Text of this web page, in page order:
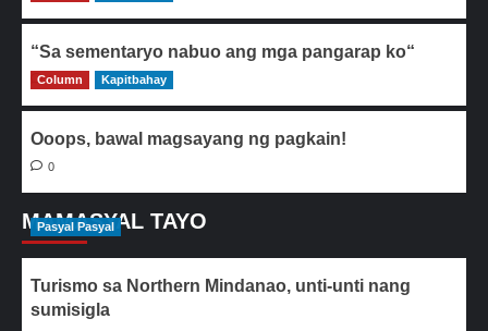
“Sa sementaryo nabuo ang mga pangarap ko“
0
Column Kapitbahay
Ooops, bawal magsayang ng pagkain!
0
MAMASYAL TAYO
Pasyal Pasyal
Turismo sa Northern Mindanao, unti-unti nang
sumisigla